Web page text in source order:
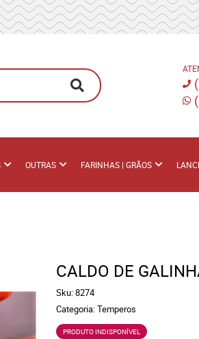
OUTRAS FARINHAS | GRÃOS
CALDO DE
Sku:8274
Categoria:Temperos
PRODUTO INDISPONÍVEL